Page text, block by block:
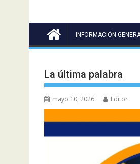
INFORMACIÓN
‎La última palabra
mayo 10, 2026 Editor